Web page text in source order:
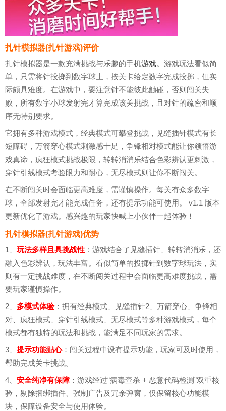
扎针模拟器(扎针游戏)评价
扎针模拟器是一款充满挑战与乐趣的手机游戏。游戏玩法看似简
单，只需将针投掷到数字球上，按关卡给定数字完成投掷，但实
际颇具难度。在游戏中，要注意针不能彼此触碰，否则闯关失
败，所有数字小球发射完才算完成该关挑战，且对针的疏密和顺
序无特别要求。
它拥有多种游戏模式，经典模式可攀登挑战，见缝插针模式有长
短障碍，万箭穿心模式刺激感十足，争锋相对模式能让你领悟游
戏真谛，疯狂模式挑战极限，转转消消乐结合色彩辨认更刺激，
穿针引线模式考验眼力和耐心，无尽模式则让你不断闯关。
在不断闯关时会面临更高难度，需谨慎操作。每关有众多数字
球，全部发射完才能完成任务，还有提示功能可使用。 v1.1 版本
更新优化了游戏。感兴趣的玩家快喊上小伙伴一起体验！
扎针模拟器(扎针游戏)优势
1、 玩法多样且具挑战性 ：游戏结合了见缝插针、转转消消乐，还
融入色彩辨认，玩法丰富。看似简单的投掷针到数字球玩法，实
则有一定挑战难度，在不断闯关过程中会面临更高难度挑战，需
要玩家谨慎操作。
2、 多模式体验：拥有经典模式、见缝插针2、万箭穿心、争锋相
对、疯狂模式、穿针引线模式、无尽模式等多种游戏模式，每个
模式都有独特的玩法和挑战，能满足不同玩家的需求。
3、 提示功能贴心：闯关过程中设有提示功能，玩家可及时使用，
帮助完成关卡挑战。
4、 安全纯净有保障：游戏经过“病毒查杀 + 恶意代码检测”双重核
验，剔除捆绑插件、强制广告及冗余弹窗，仅保留核心功能模
块，保障设备安全与使用体验。